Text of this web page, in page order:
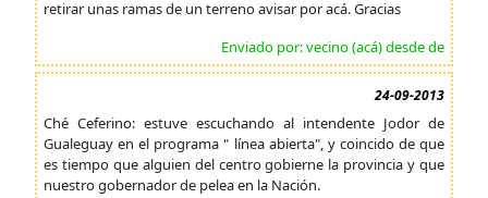
retirar unas ramas de un terreno avisar por acá. Gracias
Enviado por: vecino (acá) desde de
24-09-2013
Ché Ceferino: estuve escuchando al intendente Jodor de
Gualeguay en el programa " línea abierta", y coincido de que
es tiempo que alguien del centro gobierne la provincia y que
nuestro gobernador de pelea en la Nación.